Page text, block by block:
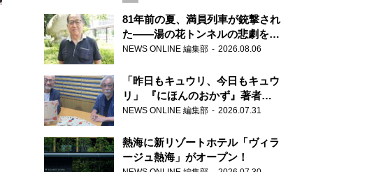
81年前の夏、満員列車が銃撃され
た――湯の花トンネルの悲劇を語
り継ぐ男性
NEWS ONLINE 編集部 2026.08.06
「昨日もキュウリ、今日もキュウ
リ」 『にほんのおかず』著者が
見つけた家庭料理の知恵
NEWS ONLINE 編集部 2026.07.31
熱海に新リゾートホテル「ヴィラ
ージュ熱海」がオープン！